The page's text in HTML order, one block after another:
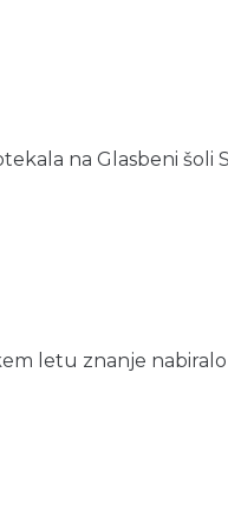
na Glasbeni šoli
letu znanje nabiralo